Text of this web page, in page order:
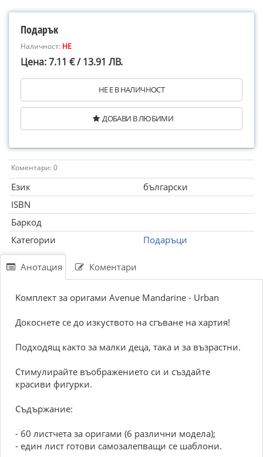
Подарък
Наличност: НЕ
Цена: 7.11 € / 13.91 ЛВ.
НЕ Е В НАЛИЧНОСТ
ДОБАВИ В ЛЮБИМИ
Коментари: 0
Език
български
ISBN
Баркод
Категории
Подаръци
Анотация Коментари
Kомплект за оригами Avenue Mandarine - Urban
Докоснете се до изкуството на сгъване на хартия!
Подходящ както за малки деца, така и за възрастни.
Стимулирайте въображението си и създайте
красиви фигурки.
Съдържание:
- 60 листчета за оригами (6 различни модела);
- един лист готови самозалепващи се шаблони.